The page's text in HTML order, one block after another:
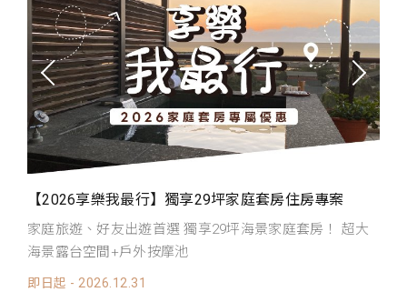
【2026享樂我最行】獨享29坪家庭套房住房專案
家庭旅遊、好友出遊首選 獨享29坪海景家庭套房！ 超大
海景露台空間+戶外按摩池
即日起 - 2026.12.31